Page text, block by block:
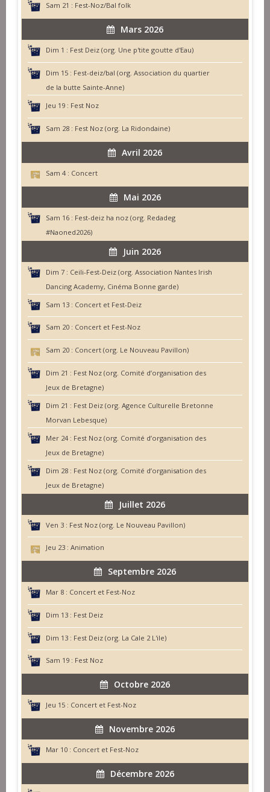
Sam 21 : Fest-Noz/Bal folk
Mars 2026
Dim 1 : Fest Deiz (org. Une p'tite goutte d'Eau)
Dim 15 : Fest-deiz/bal (org. Association du quartier
de la butte Sainte-Anne)
Jeu 19 : Fest Noz
Sam 28 : Fest Noz (org. La Ridondaine)
Avril 2026
Sam 4 : Concert
Mai 2026
Sam 16 : Fest-deiz ha noz (org. Redadeg
#Naoned2026)
Juin 2026
Dim 7 : Ceili-Fest-Deiz (org. Association Nantes Irish
Dancing Academy, Cinéma Bonne garde)
Sam 13 : Concert et Fest-Deiz
Sam 20 : Concert et Fest-Noz
Sam 20 : Concert (org. Le Nouveau Pavillon)
Dim 21 : Fest Noz (org. Comité d’organisation des
Jeux de Bretagne)
Dim 21 : Fest Deiz (org. Agence Culturelle Bretonne
Morvan Lebesque)
Mer 24 : Fest Noz (org. Comité d’organisation des
Jeux de Bretagne)
Dim 28 : Fest Noz (org. Comité d’organisation des
Jeux de Bretagne)
Juillet 2026
Ven 3 : Fest Noz (org. Le Nouveau Pavillon)
Jeu 23 : Animation
Septembre 2026
Mar 8 : Concert et Fest-Noz
Dim 13 : Fest Deiz
Dim 13 : Fest Deiz (org. La Cale 2 L'ile)
Sam 19 : Fest Noz
Octobre 2026
Jeu 15 : Concert et Fest-Noz
Novembre 2026
Mar 10 : Concert et Fest-Noz
Décembre 2026